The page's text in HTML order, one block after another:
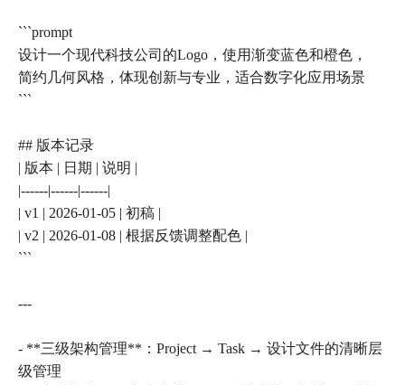
```prompt
设计一个现代科技公司的Logo，使用渐变蓝色和橙色，
简约几何风格，体现创新与专业，适合数字化应用场景
```
## 版本记录
| 版本 | 日期 | 说明 |
|------|------|------|
| v1 | 2026-01-05 | 初稿 |
| v2 | 2026-01-08 | 根据反馈调整配色 |
```
---
- **三级架构管理**：Project → Task → 设计文件的清晰层
级管理